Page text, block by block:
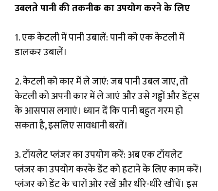
उबलते पानी की तकनीक का उपयोग करने के लिए
1. एक केटली में पानी उबालें: पानी को एक केटली में
डालकर उबालें।
2. केटली को कार में ले जाएं: जब पानी उबल जाए, तो
केटली को अपनी कार में ले जाएं और उसे गड्ढों और डेंट्स
के आसपास लगाएं। ध्यान दें कि पानी बहुत गरम हो
सकता है, इसलिए सावधानी बरतें।
3. टॉयलेट प्लंजर का उपयोग करें: अब एक टॉयलेट
प्लंजर का उपयोग करके डेंट को हटाने के लिए काम करें।
प्लंजर को डेंट के चारों ओर रखें और धीरे-धीरे खींचें। इस